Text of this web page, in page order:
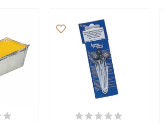
EN STOCK
favorite_border